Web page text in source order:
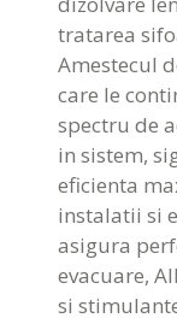
tratarea
Amestecul
care le
spectru de
in sistem,
eficienta
instalatii si
asigura
evacuare,
si